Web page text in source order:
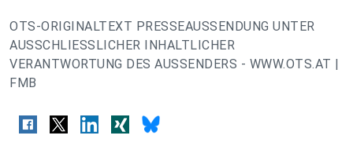
OTS-ORIGINALTEXT PRESSEAUSSENDUNG UNTER
AUSSCHLIESSLICHER INHALTLICHER
VERANTWORTUNG DES AUSSENDERS - WWW.OTS.AT |
FMB